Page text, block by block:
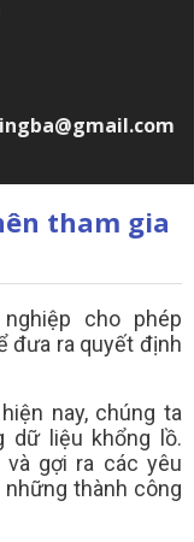
tham gia
cho phép
đưa ra quyết định
nay, chúng ta
dữ liệu khổng lồ.
gợi ra các yêu
thành công